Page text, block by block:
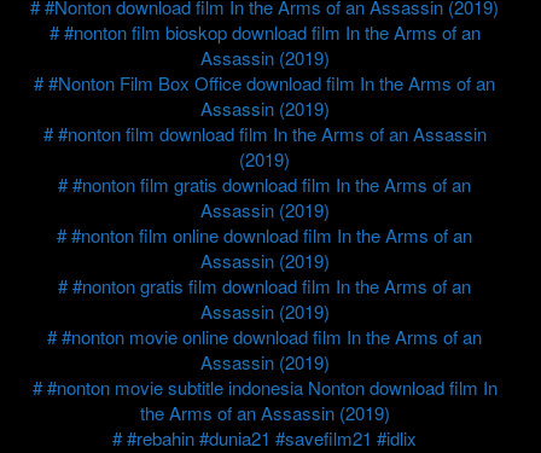
#Nonton download film In the Arms of an Assassin (2019)
#nonton film bioskop download film In the Arms of an
Assassin (2019)
#Nonton Film Box Office download film In the Arms of an
Assassin (2019)
#nonton film download film In the Arms of an Assassin
(2019)
#nonton film gratis download film In the Arms of an
Assassin (2019)
#nonton film online download film In the Arms of an
Assassin (2019)
#nonton gratis film download film In the Arms of an
Assassin (2019)
#nonton movie online download film In the Arms of an
Assassin (2019)
#nonton movie subtitle indonesia Nonton download film In
the Arms of an Assassin (2019)
#rebahin #dunia21 #savefilm21 #idlix